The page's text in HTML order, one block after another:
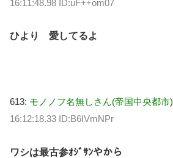
16:11:48.98 ID:uF++om07
ひより 愛してるよ
613: モノノフ名無しさん(帝国中央都市)
16:12:18.33 ID:B6IVmNPr
ワシは最古参ｵｼﾞｻﾝやから